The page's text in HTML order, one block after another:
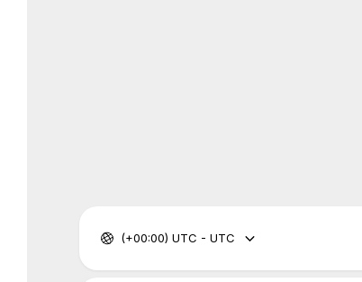
(+00:00) UTC - UTC